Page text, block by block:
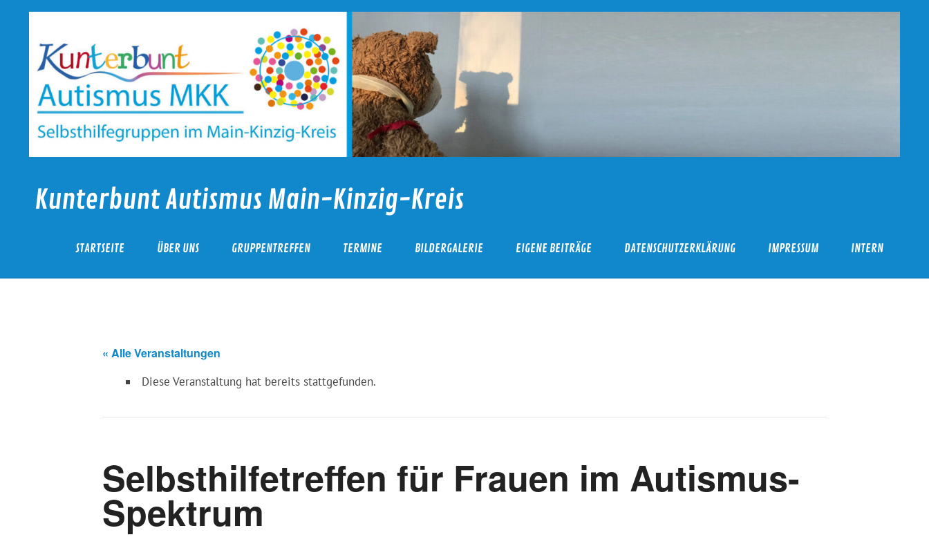
Kunterbunt Autismus Main-Kinzig-Kreis
STARTSEITE ÜBER UNS GRUPPENTREFFEN TERMINE BILDERGALERIE EIGENE BEITRÄGE DATENSCHUTZERKLÄRUNG IMPRESSUM INTERN
« Alle Veranstaltungen
Diese Veranstaltung hat bereits stattgefunden.
Selbsthilfetreffen für Frauen im Autismus-
Spektrum